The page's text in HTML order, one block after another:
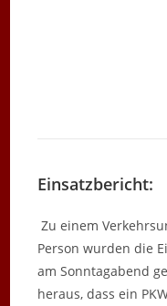
Einsatzbericht:
Zu einem
Person wurden die
am Sonntagabend
heraus, dass ein